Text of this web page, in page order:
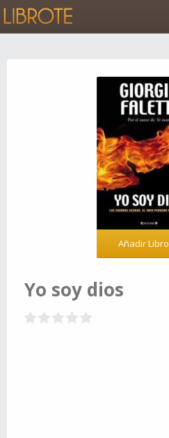
Añadir Libro
Yo soy dios